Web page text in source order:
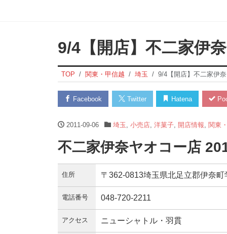
9/4【開店】不二家伊
TOP 関東・甲信越 埼玉 9/4【開店】不二家伊
Facebook Twitter Hatena
2011-09-06 埼玉 小売店, 洋菓子, 開店情報 関東
不二家伊奈ヤオコー店
住所 〒362-0813埼玉県北足立郡伊奈町
電話番号 048-720-2211
アクセス ニューシャトル・羽貫